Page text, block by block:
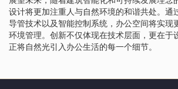
设计将更加注重人与自然环境的和谐共处。通
导管技术以及智能控制系统，办公空间将实现
环境管理。创新不仅体现在技术层面，更在于
正将自然光引入办公生活的每一个细节。